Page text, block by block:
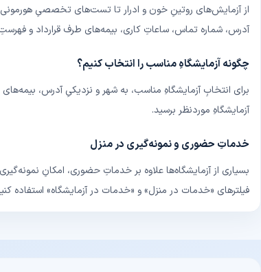
از آزمایش‌های روتینِ خون و ادرار تا تست‌های تخصصیِ هورمونی،
آدرس، شماره تماس، ساعاتِ کاری، بیمه‌های طرف قرارداد و
چگونه آزمایشگاهِ مناسب را انتخاب کنیم؟
برای انتخابِ آزمایشگاهِ مناسب، به شهر و نزدیکیِ آدرس،
آزمایشگاهِ موردنظر برسید.
خدماتِ حضوری و نمونه‌گیری در منزل
بسیاری از آزمایشگاه‌ها علاوه بر خدماتِ حضوری، امکانِ
فیلترهای «خدمات در منزل» و «خدمات در آزمایشگاه» استفاده